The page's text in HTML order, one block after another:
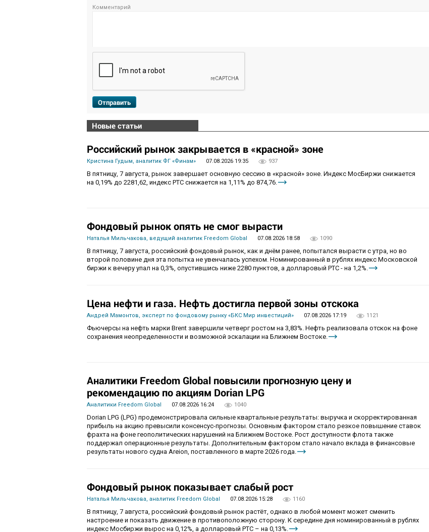
Комментарий
Отправить
Новые статьи
Российский рынок закрывается в «красной» зоне
Кристина Гудым, аналитик ФГ «Финам» 07.08.2026 19:35 937
В пятницу, 7 августа, рынок завершает основную сессию в «красной» зоне. Индекс МосБиржи снижается
на 0,19% до 2281,62, индекс РТС снижается на 1,11% до 874,76.
Фондовый рынок опять не смог вырасти
Наталья Мильчакова, ведущий аналитик Freedom Global 07.08.2026 18:58 1090
В пятницу, 7 августа, российский фондовый рынок, как и днём ранее, попытался вырасти с утра, но во
второй половине дня эта попытка не увенчалась успехом. Номинированный в рублях индекс Московской
биржи к вечеру упал на 0,3%, опустившись ниже 2280 пунктов, а долларовый РТС - на 1,2%.
Цена нефти и газа. Нефть достигла первой зоны отскока
Андрей Мамонтов, эксперт по фондовому рынку «БКС Мир инвестиций» 07.08.2026 17:19 1121
Фьючерсы на нефть марки Brent завершили четверг ростом на 3,83%. Нефть реализовала отскок на фоне
сохранения неопределенности и возможной эскалации на Ближнем Востоке.
Аналитики Freedom Global повысили прогнозную цену и
рекомендацию по акциям Dorian LPG
Аналитики Freedom Global 07.08.2026 16:24 1040
Dorian LPG (LPG) продемонстрировала сильные квартальные результаты: выручка и скорректированная
прибыль на акцию превысили консенсус-прогнозы. Основным фактором стало резкое повышение ставок
фрахта на фоне геополитических нарушений на Ближнем Востоке. Рост доступности флота также
поддержал операционные результаты. Дополнительным фактором стало начало вклада в финансовые
результаты нового судна Areion, поставленного в марте 2026 года.
Фондовый рынок показывает слабый рост
Наталья Мильчакова, аналитик Freedom Global 07.08.2026 15:28 1160
В пятницу, 7 августа, российский фондовый рынок растёт, однако в любой момент может сменить
настроение и показать движение в противоположную сторону. К середине дня номинированный в рублях
индекс Мосбиржи вырос на 0,12%, а долларовый РТС – на 0,13%.